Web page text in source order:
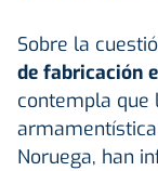
Sobre la
de fabricación
contempla que
Noruega, han